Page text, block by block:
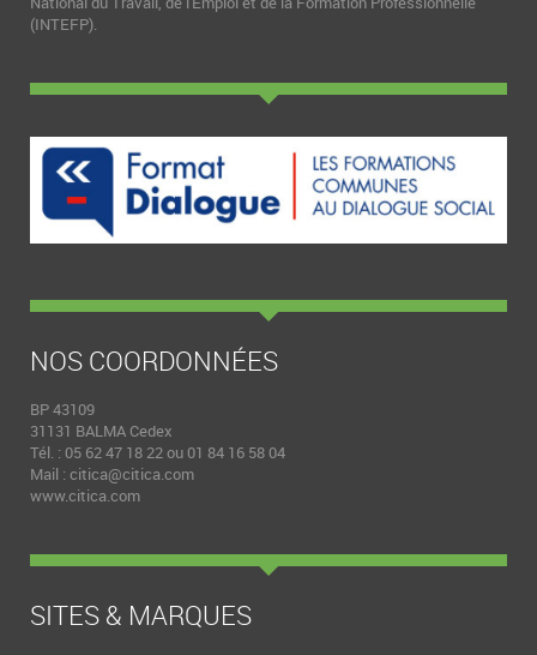
(INTEFP).
NOS COORDONNÉES
BP 43109
31131 BALMA Cedex
Tél. : 05 62 47 18 22 ou 01 84 16 58 04
Mail : citica@citica.com
www.citica.com
SITES & MARQUES